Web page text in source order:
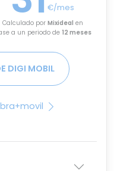
€/mes
Calculado por Mixideal en
a un periodo de 12 meses
DIGI MOBIL